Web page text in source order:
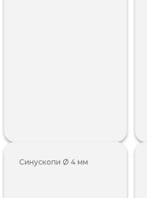
Синускопи Ø 4 мм